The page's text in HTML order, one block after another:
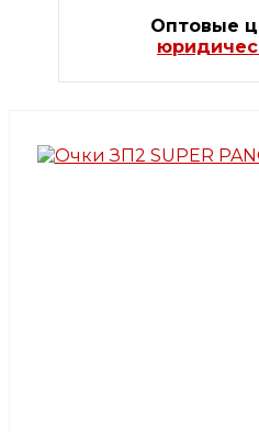
Оптовые